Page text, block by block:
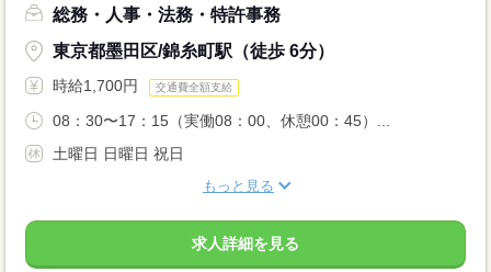
総務・人事・法務・特許事務
東京都墨田区/錦糸町駅（徒歩 6分）
時給1,700円 交通費全額支給
08：30〜17：15（実働08：00、休憩00：45）...
土曜日 日曜日 祝日
もっと見る
求人詳細を見る